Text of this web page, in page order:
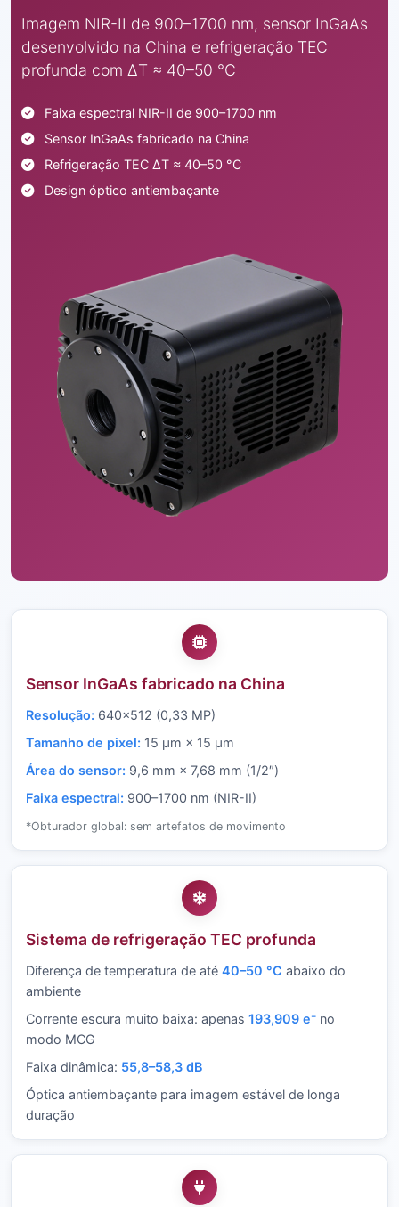
Imagem NIR-II de 900–1700 nm, sensor InGaAs
desenvolvido na China e refrigeração TEC
profunda com ΔT ≈ 40–50 °C
Faixa espectral NIR-II de 900–1700 nm
Sensor InGaAs fabricado na China
Refrigeração TEC ΔT ≈ 40–50 °C
Design óptico antiembaçante
Sensor InGaAs fabricado na China
Resolução: 640×512 (0,33 MP)
Tamanho de pixel: 15 µm × 15 µm
Área do sensor: 9,6 mm × 7,68 mm (1/2″)
Faixa espectral: 900–1700 nm (NIR-II)
*Obturador global: sem artefatos de movimento
Sistema de refrigeração TEC profunda
Diferença de temperatura de até 40–50 °C abaixo do
ambiente
Corrente escura muito baixa: apenas 193,909 e⁻ no
modo MCG
Faixa dinâmica: 55,8–58,3 dB
Óptica antiembaçante para imagem estável de longa
duração